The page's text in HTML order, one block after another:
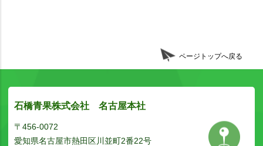
ページトップへ戻る
石橋青果株式会社 名古屋本社
〒456-0072
愛知県名古屋市熱田区川並町2番22号